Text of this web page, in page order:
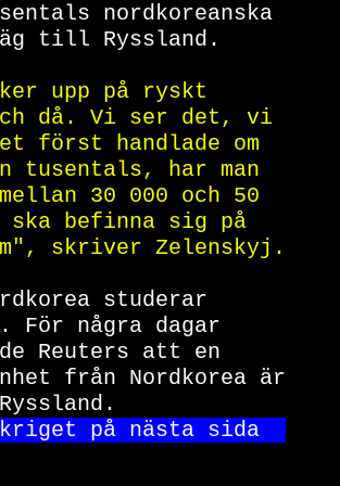
nordkoreanska
väg till Ryssland.
dyker upp på ryskt
då. Vi ser det, vi
först handlade om
tusentals, har man
30 000 och 50
ska befinna sig på
skriver Zelenskyj.
studerar
För några dagar
Reuters att en
från Nordkorea är
Ryssland.
på nästa sida